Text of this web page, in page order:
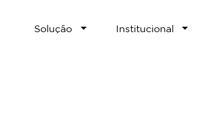
Solução Institucional